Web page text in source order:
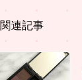
関連記事